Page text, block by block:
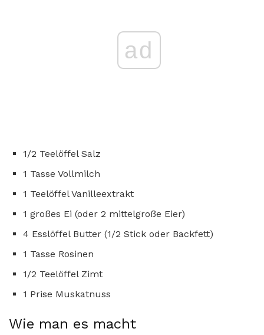
ad
1/2 Teelöffel Salz
1 Tasse Vollmilch
1 Teelöffel Vanilleextrakt
1 großes Ei (oder 2 mittelgroße Eier)
4 Esslöffel Butter (1/2 Stick oder Backfett)
1 Tasse Rosinen
1/2 Teelöffel Zimt
1 Prise Muskatnuss
Wie man es macht